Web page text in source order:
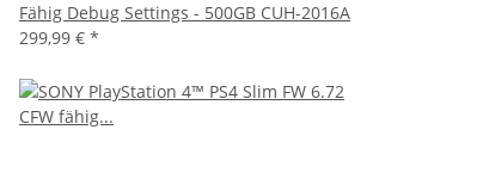
Fähig Debug Settings - 500GB CUH-2016A
299,99 € *